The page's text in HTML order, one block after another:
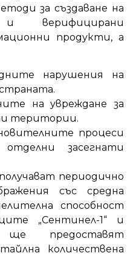
за създаване на
и верифицирани
продукти, а
нарушения на
на увреждане за
територии.
процеси
засегнати
периодично
със средна
способност
„Сентинел-1“ и
ще предоставят
количествена